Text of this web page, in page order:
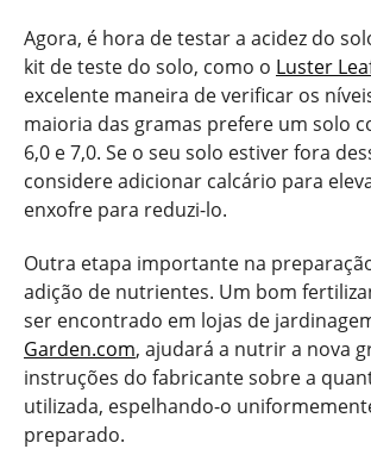
Agora, é hora de testar a acidez do
kit de teste do solo, como o Luster
excelente maneira de verificar os
maioria das gramas prefere um solo
6,0 e 7,0. Se o seu solo estiver fora
considere adicionar calcário para
enxofre para reduzi-lo.
Outra etapa importante na
adição de nutrientes. Um bom
ser encontrado em lojas de
Garden.com, ajudará a nutrir a nova
instruções do fabricante sobre a
utilizada, espelhando-o
preparado.